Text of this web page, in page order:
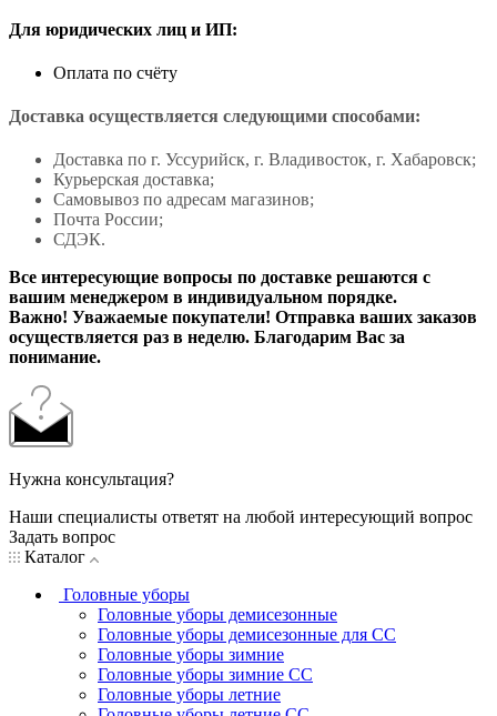
Для юридических лиц и ИП:
Оплата по счёту
Доставка осуществляется следующими способами:
Доставка по г. Уссурийск, г. Владивосток, г. Хабаровск;
Курьерская доставка;
Самовывоз по адресам магазинов;
Почта России;
СДЭК.
Все интересующие вопросы по доставке решаются с
вашим менеджером в индивидуальном порядке.
Важно! Уважаемые покупатели! Отправка ваших заказов
осуществляется раз в неделю. Благодарим Вас за
понимание.
Нужна консультация?
Наши специалисты ответят на любой интересующий вопрос
Задать вопрос
Каталог
Головные уборы
Головные уборы демисезонные
Головные уборы демисезонные для СС
Головные уборы зимние
Головные уборы зимние СС
Головные уборы летние